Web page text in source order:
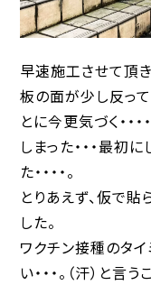
早速施工させて頂き
板の面が少し反って
とに今更気づく・・・・
しまった・・・最初
た・・・・。
とりあえず、仮で
した。
ワクチン接種のタ
い・・・。（汗）と